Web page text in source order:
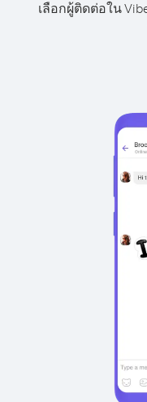
เลือกผู้ติดต่อใน